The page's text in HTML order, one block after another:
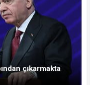
çıkarmakta